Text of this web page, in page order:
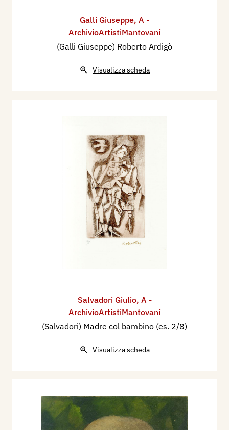
Galli Giuseppe, A -
ArchivioArtistiMantovani
(Galli Giuseppe) Roberto Ardigò
Visualizza scheda
Salvadori Giulio, A -
ArchivioArtistiMantovani
(Salvadori) Madre col bambino (es. 2/8)
Visualizza scheda